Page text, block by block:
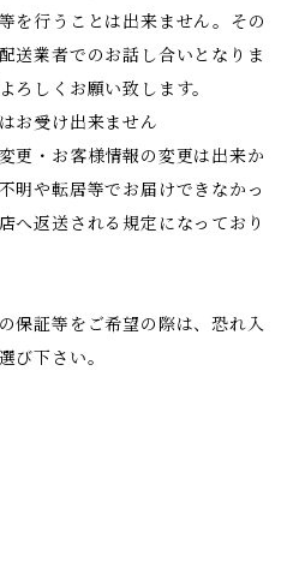
を行うことは出来ません。その
送業者でのお話し合いとなりま
ろしくお願い致します。
お受け出来ません
更・お客様情報の変更は出来か
明や転居等でお届けできなかっ
へ返送される規定になっており
保証等をご希望の際は、恐れ入
び下さい。